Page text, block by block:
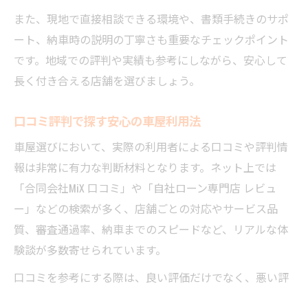
また、現地で直接相談できる環境や、書類手続きのサポ
ート、納車時の説明の丁寧さも重要なチェックポイント
です。地域での評判や実績も参考にしながら、安心して
長く付き合える店舗を選びましょう。
口コミ評判で探す安心の車屋利用法
車屋選びにおいて、実際の利用者による口コミや評判情
報は非常に有力な判断材料となります。ネット上では
「合同会社MiX 口コミ」や「自社ローン専門店 レビュ
ー」などの検索が多く、店舗ごとの対応やサービス品
質、審査通過率、納車までのスピードなど、リアルな体
験談が多数寄せられています。
口コミを参考にする際は、良い評価だけでなく、悪い評